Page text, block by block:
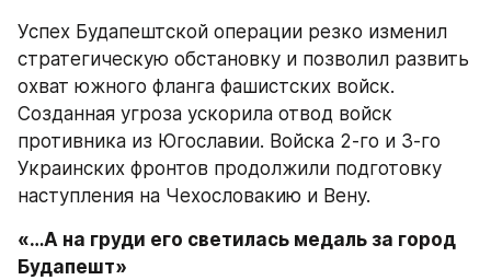
Успех Будапештской операции резко изменил
стратегическую обстановку и позволил развить
охват южного фланга фашистских войск.
Созданная угроза ускорила отвод войск
противника из Югославии. Войска 2-го и 3-го
Украинских фронтов продолжили подготовку
наступления на Чехословакию и Вену.
«…А на груди его светилась медаль за город
Будапешт»